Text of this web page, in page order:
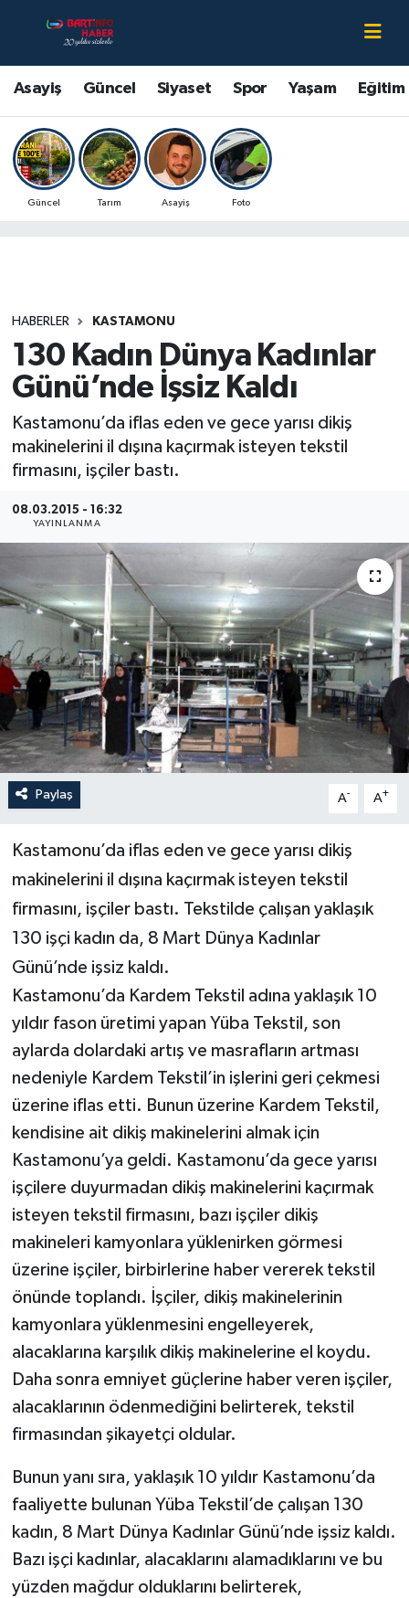
Asayiş Güncel Siyaset Spor Yaşam Eğitim
Güncel Tarım Asayiş Foto
HABERLER KASTAMONU
130 Kadın Dünya Kadınlar
Günü’nde İşsiz Kaldı
Kastamonu’da iflas eden ve gece yarısı dikiş
makinelerini il dışına kaçırmak isteyen tekstil
firmasını, işçiler bastı.
08.03.2015 - 16:32
YAYINLANMA
Paylaş A- A+
Kastamonu’da iflas eden ve gece yarısı dikiş
makinelerini il dışına kaçırmak isteyen tekstil
firmasını, işçiler bastı. Tekstilde çalışan yaklaşık
130 işçi kadın da, 8 Mart Dünya Kadınlar
Günü’nde işsiz kaldı.
Kastamonu’da Kardem Tekstil adına yaklaşık 10
yıldır fason üretimi yapan Yüba Tekstil, son
aylarda dolardaki artış ve masrafların artması
nedeniyle Kardem Tekstil’in işlerini geri çekmesi
üzerine iflas etti. Bunun üzerine Kardem Tekstil,
kendisine ait dikiş makinelerini almak için
Kastamonu’ya geldi. Kastamonu’da gece yarısı
işçilere duyurmadan dikiş makinelerini kaçırmak
isteyen tekstil firmasını, bazı işçiler dikiş
makineleri kamyonlara yüklenirken görmesi
üzerine işçiler, birbirlerine haber vererek tekstil
önünde toplandı. İşçiler, dikiş makinelerinin
kamyonlara yüklenmesini engelleyerek,
alacaklarına karşılık dikiş makinelerine el koydu.
Daha sonra emniyet güçlerine haber veren işçiler,
alacaklarının ödenmediğini belirterek, tekstil
firmasından şikayetçi oldular.
Bunun yanı sıra, yaklaşık 10 yıldır Kastamonu’da
faaliyette bulunan Yüba Tekstil’de çalışan 130
kadın, 8 Mart Dünya Kadınlar Günü’nde işsiz kaldı.
Bazı işçi kadınlar, alacaklarını alamadıklarını ve bu
yüzden mağdur olduklarını belirterek,
Asayiş
Bartın Hakkında
Çevre
Eğitim
Kültür-Sanat
Magazin
Medya
Sivil Toplum
Siyaset
Spor
Tarım
Turizm
Yerel Yönetimler
DÜNYA
Bartın Nöbetçi Eczaneler
Bartın Hava Durumu
Bartin Namaz Vakitleri
Bartın Trafik Yoğunluk Haritası
Son Dakika Haberleri
Haber Arşivi